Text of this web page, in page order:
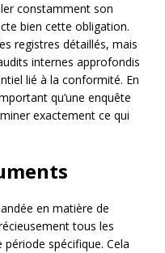
constamment son
bien cette obligation.
registres détaillés, mais
internes approfondis
lié à la conformité. En
qu’une enquête
exactement ce qui
en matière de
tous les
spécifique. Cela